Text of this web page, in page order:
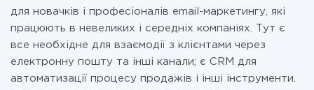
для новачків і професіоналів email-маркетингу, які
працюють в невеликих і середніх компаніях. Тут є
все необхідне для взаємодії з клієнтами через
електронну пошту та інші канали; є CRM для
автоматизації процесу продажів і інші інструменти.